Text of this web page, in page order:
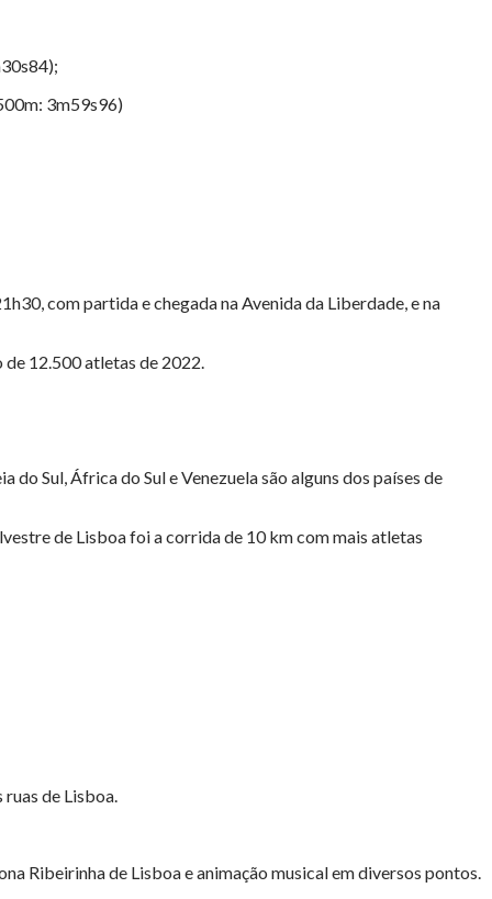
3m59s96)
com partida e chegada na Avenida da Liberdade, e na
de 12.500 atletas de 2022.
Sul, África do Sul e Venezuela são alguns dos países de
de Lisboa foi a corrida de 10 km com mais atletas
de Lisboa.
Ribeirinha de Lisboa e animação musical em diversos pontos.